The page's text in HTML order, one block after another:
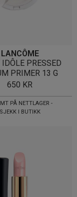
LANCÔME
PRESSED
PRIMER 13 G
650 KR
PÅ NETTLAGER -
SJEKK I BUTIKK